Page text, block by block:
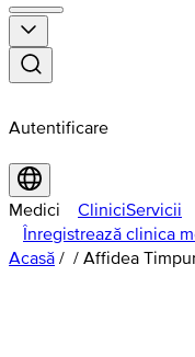
Autentificare
Medici CliniciServicii
Înregistrează clinica
Acasă / / Affidea